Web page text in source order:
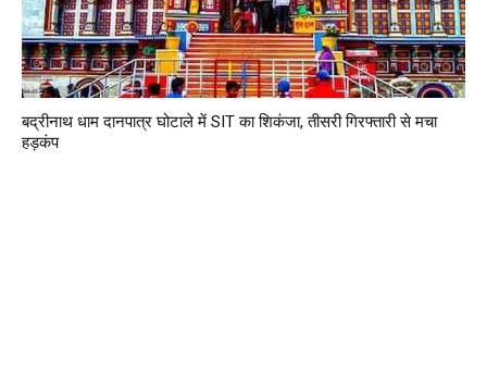
बद्रीनाथ धाम दानपात्र घोटाले में SIT का शिकंजा, तीसरी गिरफ्तारी से मचा
हड़कंप